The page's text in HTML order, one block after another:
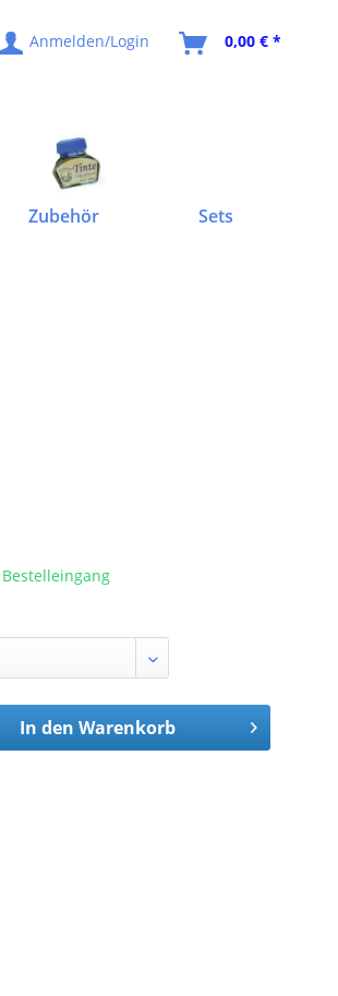
Anmelden/Login 0,00 € *
Zubehör Sets
In den Warenkorb